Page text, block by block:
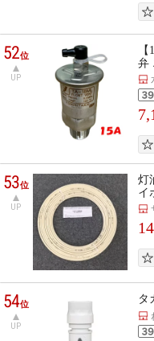
52位
UP
弁
53位
UP
灯
イ
54位
UP
タ